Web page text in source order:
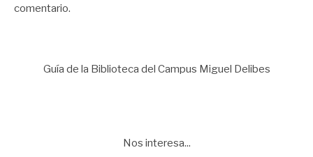
comentario.
Guía de la Biblioteca del Campus Miguel Delibes
Nos interesa...